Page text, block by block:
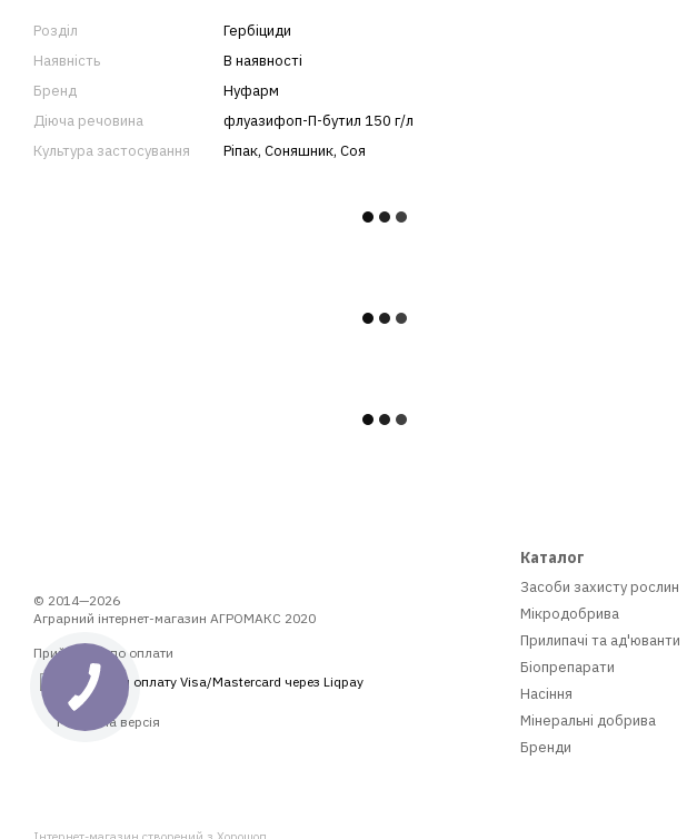
Розділ
Гербіциди
Наявність
В наявності
Бренд
Нуфарм
Діюча речовина
флуазифоп-П-бутил 150 г/л
Культура застосування
Ріпак, Соняшник, Соя
© 2014—2026
Аграрний інтернет-магазин АГРОМАКС 2020
Приймаємо до оплати
Мобільна версія
Каталог
Засоби захисту рослин
Мікродобрива
Прилипачі та ад'юванти
Біопрепарати
Насіння
Мінеральні добрива
Бренди